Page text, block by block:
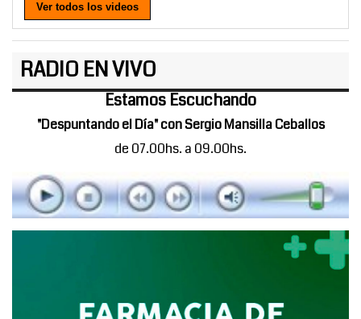
Ver todos los videos
RADIO EN VIVO
Estamos Escuchando
"Despuntando el Día" con Sergio Mansilla Ceballos
de 07.00hs. a 09.00hs.